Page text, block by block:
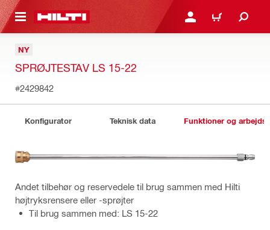
HOVEDINDHOLD LOG IND ELLER
INDKØBSKURV
NY
SPRØJTESTAV LS 15-22
#2429842
Konfigurator Teknisk data Funktioner og
Andet tilbehør og reservedele til brug sammen med Hilti
højtryksrensere eller -sprøjter
Til brug sammen med: LS 15-22